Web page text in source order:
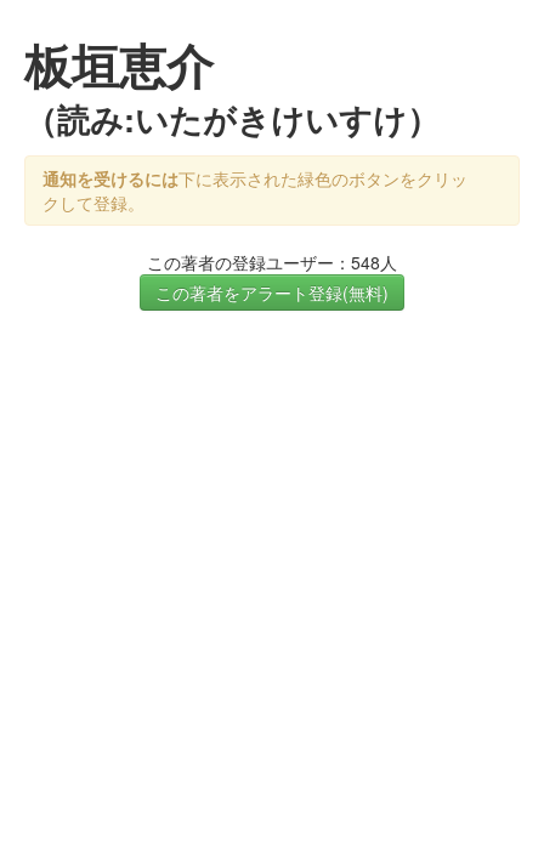
板垣恵介
（読み:いたがきけいすけ）
通知を受けるには下に表示された緑色のボタンをクリッ
クして登録。
この著者の登録ユーザー：548人
この著者をアラート登録(無料)